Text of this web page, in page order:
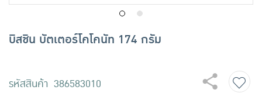
บิสชิน บัตเตอร์โคโคนัท 174 กรัม
รหัสสินค้า 386583010